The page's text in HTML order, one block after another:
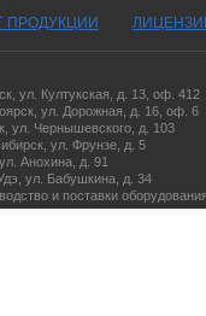
ПРОДУКЦИИ
ул. Култукская, д. 13 , оф. 412
ул. Дорожная, д. 16, оф. 6
ул. Чернышевского, д. 103
ул. Фрунзе, д. 5
ул. Анохина, д. 91
ул. Бабушкина, д. 34
и поставки оборудования